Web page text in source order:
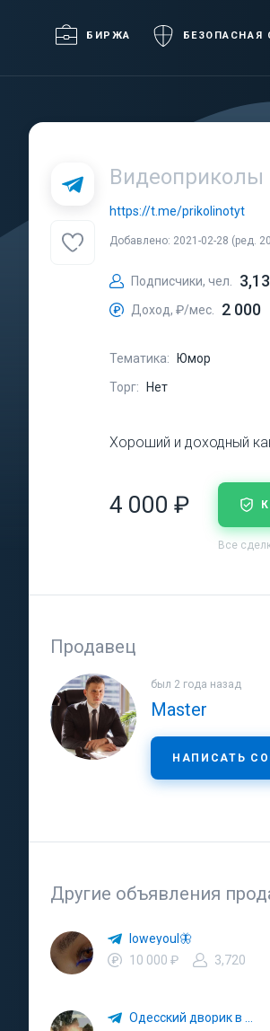
БИРЖА БЕЗОПАСНАЯ
https://t.me/prikolinotyt
Добавлено: 2021-02-28 (ред.
Подписчики, чел.
Доход, ₽/мес. 2 000
Тематика:
Юмор
Торг:
Нет
Хороший и доходный
4 000 ₽
Все
Продавец
был 2 года назад
Master
НАПИСАТЬ
Другие объявления
loweyoul🦋
10 000 ₽
3,720